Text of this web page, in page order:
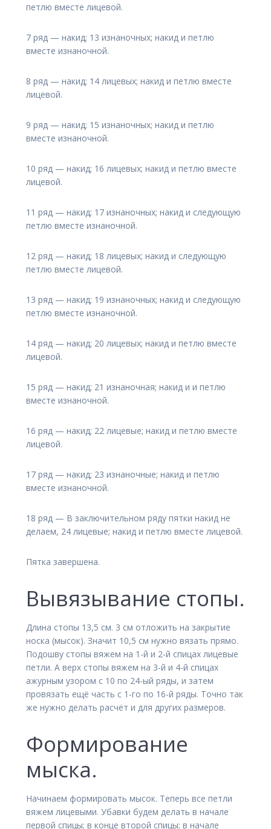
петлю вместе лицевой.
7 ряд — накид; 13 изнаночных; накид и петлю
вместе изнаночной.
8 ряд — накид; 14 лицевых; накид и петлю вместе
лицевой.
9 ряд — накид; 15 изнаночных; накид и петлю
вместе изнаночной.
10 ряд — накид; 16 лицевых; накид и петлю вместе
лицевой.
11 ряд — накид; 17 изнаночных; накид и следующую
петлю вместе изнаночной.
12 ряд — накид; 18 лицевых; накид и следующую
петлю вместе лицевой.
13 ряд — накид; 19 изнаночных; накид и следующую
петлю вместе изнаночной.
14 ряд — накид; 20 лицевых; накид и петлю вместе
лицевой.
15 ряд — накид; 21 изнаночная; накид и и петлю
вместе изнаночной.
16 ряд — накид; 22 лицевые; накид и петлю вместе
лицевой.
17 ряд — накид; 23 изнаночные; накид и петлю
вместе изнаночной.
18 ряд — В заключительном ряду пятки накид не
делаем, 24 лицевые; накид и петлю вместе лицевой.
Пятка завершена.
Вывязывание стопы.
Длина стопы 13,5 см. 3 см отложить на закрытие
носка (мысок). Значит 10,5 см нужно вязать прямо.
Подошву стопы вяжем на 1-й и 2-й спицах лицевые
петли. А верх стопы вяжем на 3-й и 4-й спицах
ажурным узором с 10 по 24-ый ряды, и затем
провязать ещё часть с 1-го по 16-й ряды. Точно так
же нужно делать расчёт и для других размеров.
Формирование
мыска.
Начинаем формировать мысок. Теперь все петли
вяжем лицевыми. Убавки будем делать в начале
первой спицы; в конце второй спицы; в начале